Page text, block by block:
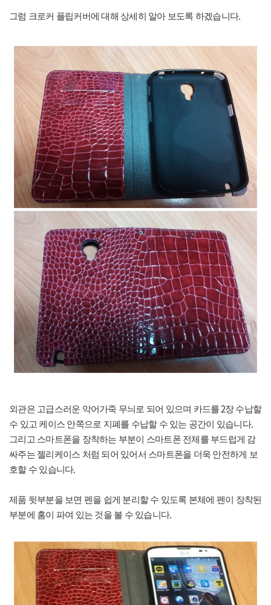
그럼 크로커 플립커버에 대해 상세히 알아 보도록 하겠습니다.
외관은 고급스러운 악어가죽 무늬로 되어 있으며 카드를2장 수납할
수 있고 케이스 안쪽으로 지폐를 수납할 수 있는 공간이 있습니다.
그리고 스마트폰을 장착하는 부분이 스마트폰 전체를 부드럽게 감
싸주는 젤리케이스 처럼 되어 있어서 스마트폰을 더욱 안전하게 보
호할 수 있습니다.
제품 뒷부분을 보면 펜을 쉽게 분리할 수 있도록 본체에 펜이 장착된
부분에 홈이 파여 있는 것을 볼 수 있습니다.